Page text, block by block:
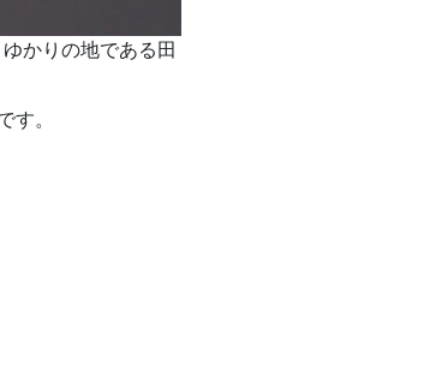
かりの地である田
す。